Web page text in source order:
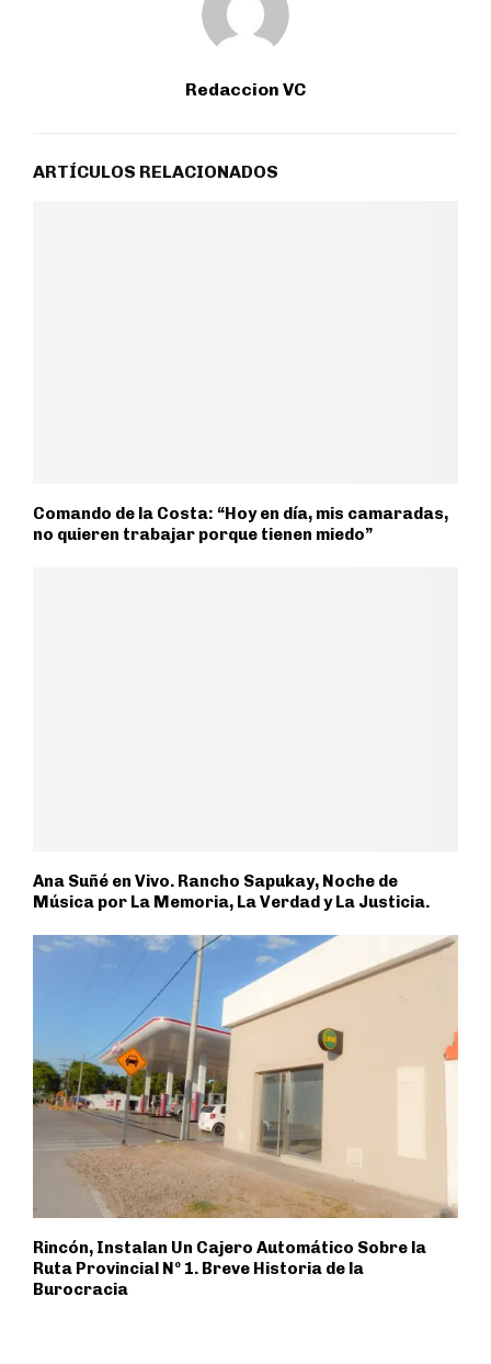
Redaccion VC
ARTÍCULOS RELACIONADOS
Comando de la Costa: “Hoy en día, mis camaradas,
no quieren trabajar porque tienen miedo”
Ana Suñé en Vivo. Rancho Sapukay, Noche de
Música por La Memoria, La Verdad y La Justicia.
Rincón, Instalan Un Cajero Automático Sobre la
Ruta Provincial Nº 1. Breve Historia de la
Burocracia